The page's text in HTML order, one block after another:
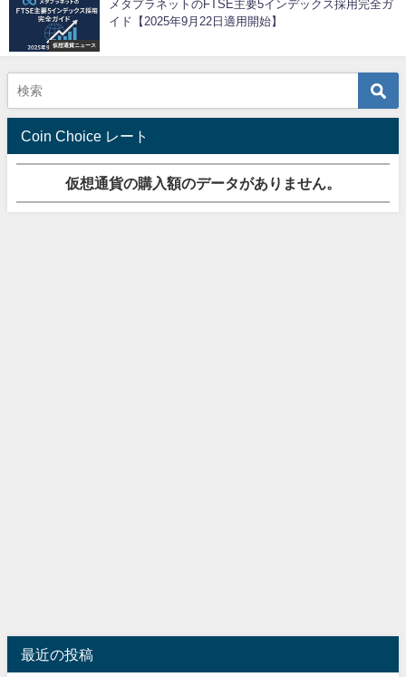
仮想通貨ニュース
メタプラネットのFTSE主要5インデックス採用完全ガ
イド【2025年9月22日適用開始】
Coin Choice レート
仮想通貨の購入額のデータがありません。
最近の投稿